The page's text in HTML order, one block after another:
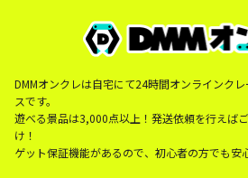
DMMオンクレは自宅にて24時間オンラインク
スです。
遊べる景品は3,000点以上！発送依頼を行えば
け！
ゲット保証機能があるので、初心者の方でも安